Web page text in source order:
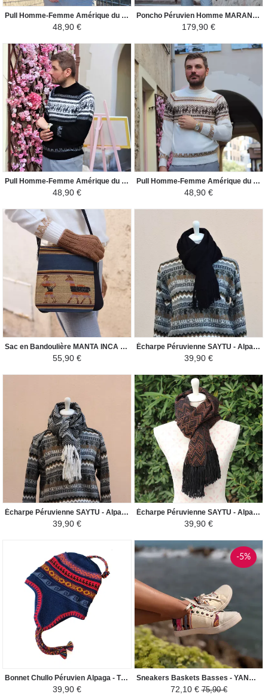
Pull Homme-Femme Amérique du Sud - Lama - Bleu Marine
48,90 €
Poncho Péruvien Homme MARANGA - 100% Alpaga - Beige/Marron
179,90 €
Pull Homme-Femme Amérique du Sud - Lama - Noir/Gris
48,90 €
Pull Homme-Femme Amérique du Sud - Lama - Crema/Marron
48,90 €
Sac en Bandoulière MANTA INCA - pour Homme Lama - Bleu / Noir
55,90 €
Écharpe Péruvienne SAYTU - Alpaga Motifs Ethniques - Noir
39,90 €
Écharpe Péruvienne SAYTU - Alpaga Motifs Ethniques - Noir/Blanc
39,90 €
Écharpe Péruvienne SAYTU - Alpaga Motifs Ethniques Losange - Marron/Noir
39,90 €
Bonnet Chullo Péruvien Alpaga - Tissé Main en Alpaga avec Motifs Ethniques - Bleu Marine/Rouge
39,90 €
-5%
Sneakers Baskets Basses - YANAHUARA Tissu Péruvien Motif Ethniques Homme-Femme - Blanc Crème / Coloré
72,10 €75,90 €